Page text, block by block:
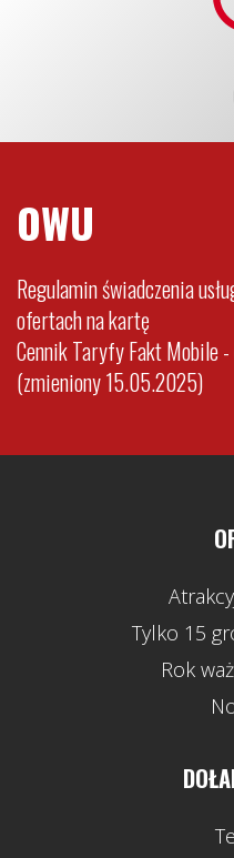
OWU
Regulamin świadczenia
ofertach na kartę
Cennik Taryfy Fakt Mobile
(zmieniony 15.05.2025)
Tylko 15
Rok